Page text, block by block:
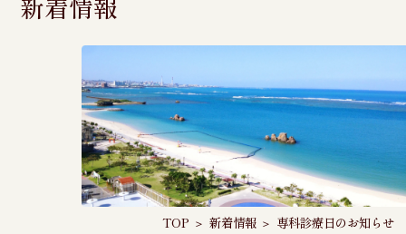
TOP ＞ 新着情報 ＞ 専科診療日のお知らせ